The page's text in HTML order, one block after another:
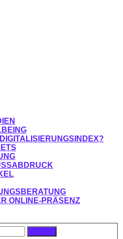
ONLINE-PRÄSENZ